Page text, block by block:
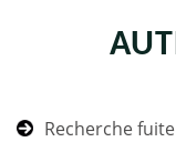
Recherche